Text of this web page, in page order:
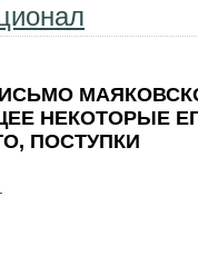
НЕКОТОРЫЕ
ПОСТУПКИ